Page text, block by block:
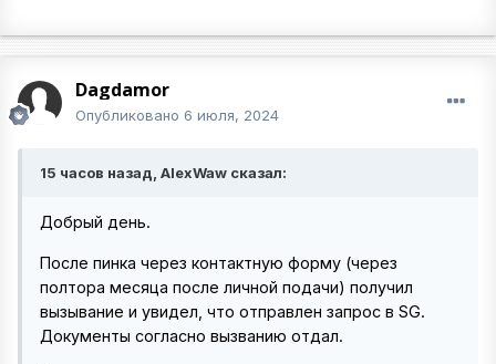
Dagdamor
Опубликовано 6 июля, 2024
15 часов назад, AlexWaw сказал:
Добрый день.
После пинка через контактную форму (через
полтора месяца после личной подачи) получил
вызывание и увидел, что отправлен запрос в SG.
Документы согласно вызванию отдал.